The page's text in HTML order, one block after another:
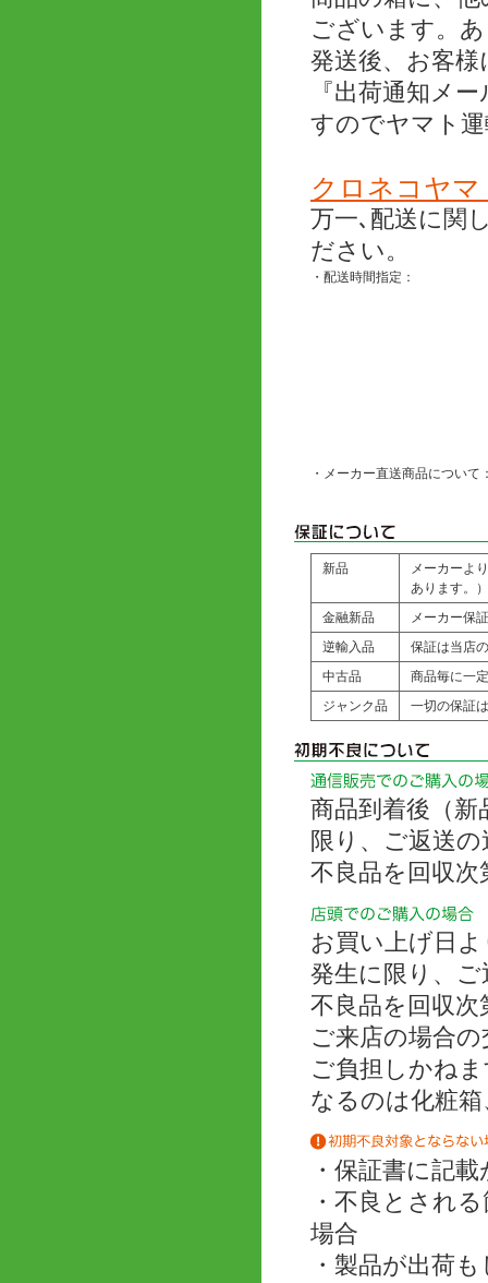
ございます。
発送後、お客
『出荷通知メ
すのでヤマト
クロネコヤ
万一､配送に関
ださい。
・配送時間指定：
・メーカー直送商品について
新品
メーカーよ
あります。）
金融新品
メーカー保
逆輸入品
保証は当店
中古品
商品毎に一
ジャンク品
一切の保証
商品到着後（新
限り、ご返送
不良品を回収
お買い上げ日
発生に限り、
不良品を回収
ご来店の場合
ご負担しかね
なるのは化粧
・保証書に記
・不良とされ
場合
・製品が出荷